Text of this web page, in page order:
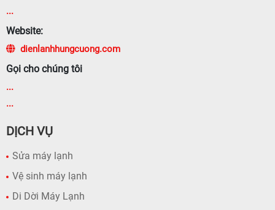
...
Website:
dienlanhhungcuong.com
Gọi cho chúng tôi
...
...
DỊCH VỤ
Sửa máy lạnh
Vệ sinh máy lạnh
Di Dời Máy Lạnh